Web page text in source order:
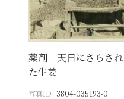
薬剤 天日にさらされ
た生姜
写真ID 3804-035193-0